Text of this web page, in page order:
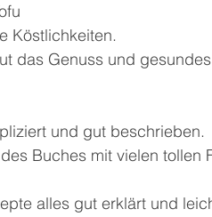
Köstlichkeiten.
das Genuss und
und gut beschrieben.
Buches mit vielen tollen
alles gut erklärt und